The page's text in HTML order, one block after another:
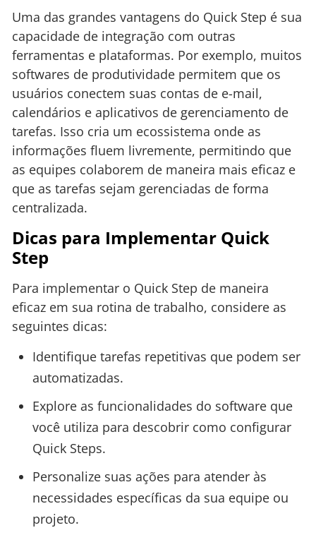
Uma das grandes vantagens do Quick Step é sua
capacidade de integração com outras
ferramentas e plataformas. Por exemplo, muitos
softwares de produtividade permitem que os
usuários conectem suas contas de e-mail,
calendários e aplicativos de gerenciamento de
tarefas. Isso cria um ecossistema onde as
informações fluem livremente, permitindo que
as equipes colaborem de maneira mais eficaz e
que as tarefas sejam gerenciadas de forma
centralizada.
Dicas para Implementar Quick
Step
Para implementar o Quick Step de maneira
eficaz em sua rotina de trabalho, considere as
seguintes dicas:
Identifique tarefas repetitivas que podem ser
automatizadas.
Explore as funcionalidades do software que
você utiliza para descobrir como configurar
Quick Steps.
Personalize suas ações para atender às
necessidades específicas da sua equipe ou
projeto.